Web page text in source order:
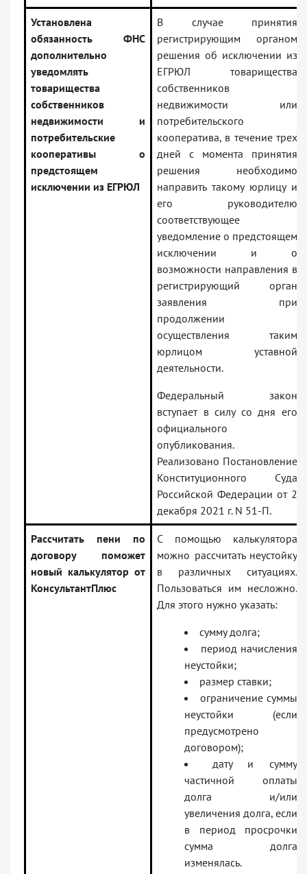
Установлена
обязанность ФНС
дополнительно
уведомлять
товарищества
собственников
недвижимости и
потребительские
кооперативы о
предстоящем
исключении из ЕГРЮЛ
В случае принятия
регистрирующим органом
решения об исключении из
ЕГРЮЛ товарищества
собственников
недвижимости или
потребительского
кооператива, в течение трех
дней с момента принятия
решения необходимо
направить такому юрлицу и
его руководителю
соответствующее
уведомление о предстоящем
исключении и о
возможности направления в
регистрирующий орган
заявления при
продолжении
осуществления таким
юрлицом уставной
деятельности.
Федеральный закон
вступает в силу со дня его
официального
опубликования.
Реализовано Постановление
Конституционного Суда
Российской Федерации от 2
декабря 2021 г. N 51-П.
Рассчитать пени по
договору поможет
новый калькулятор от
КонсультантПлюс
С помощью калькулятора
можно рассчитать неустойку
в различных ситуациях.
Пользоваться им несложно.
Для этого нужно указать:
сумму долга;
период начисления
неустойки;
размер ставки;
ограничение суммы
неустойки (если
предусмотрено
договором);
дату и сумму
частичной оплаты
долга и/или
увеличения долга, если
в период просрочки
сумма долга
изменялась.